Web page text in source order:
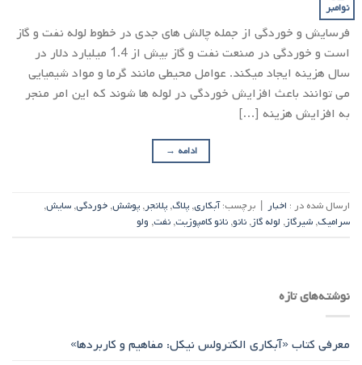
نوامبر
فرسایش و خوردگی از جمله چالش های جدی در خطوط لوله نفت و گاز
است و خوردگی در صنعت نفت و گاز بیش از 1.4 میلیارد دلار در
سال هزینه ایجاد میکند. عوامل محیطی مانند گرما و مواد شیمیایی
می توانند باعث افزایش خوردگی در لوله ها شوند که این امر منجر
به افزایش هزینه […]
ادامه →
ارسال شده در : اخبار | برچسب:آبکاری, پلاگ, پلانجر, پوشش, خوردگی, سایش,
سرامیک, شیرگاز, لوله گاز, نانو, نانو کامپوزیت, نفت, ولو
نوشته‌های تازه
معرفی کتاب «آبکاری الکترولس نیکل: مفاهیم و کاربردها»